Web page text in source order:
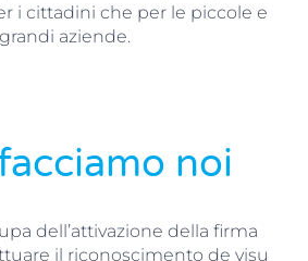
i cittadini che per le piccole e
grandi aziende.
noi
dell’attivazione della firma
il riconoscimento de visu